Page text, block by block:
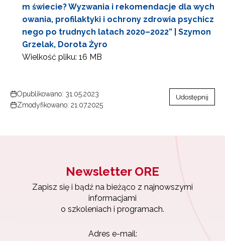
m świecie? Wyzwania i rekomendacje dla wych
owania, profilaktyki i ochrony zdrowia psychicz
nego po trudnych latach 2020–2022” | Szymon
Grzelak, Dorota Żyro
Wielkość pliku: 16 MB
Opublikowano: 31.05.2023
Zmodyfikowano: 21.07.2025
Udostępnij
Newsletter ORE
Zapisz się i bądź na bieżąco z najnowszymi
informacjami
o szkoleniach i programach.
Adres e-mail: